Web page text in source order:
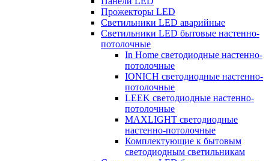
Прожекторы LED
Светильники LED аварийные
Светильники LED бытовые настенно-
потолочные
In Home светодиодные настенно-
потолочные
IONICH светодиодные настенно-
потолочные
LEEK светодиодные настенно-
потолочные
MAXLIGHT светодиодные
настенно-потолочные
Комплектующие к бытовым
светодиодным светильникам